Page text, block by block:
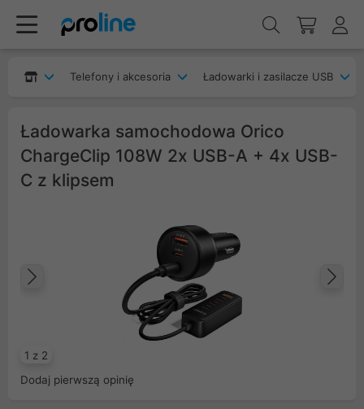
Telefony i akcesoria Ładowarki i zasilacze USB
Ładowarka samochodowa Orico
ChargeClip 108W 2x USB-A + 4x USB-
C z klipsem
1 z 2
Poprzedni
Dodaj pierwszą opinię